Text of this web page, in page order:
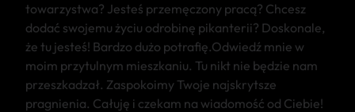
towarzystwa? Jesteś przemęczony pracą? Chcesz
dodać swojemu życiu odrobinę pikanterii? Doskonale,
że tu jesteś! Bardzo dużo potrafię.Odwiedź mnie w
moim przytulnym mieszkaniu. Tu nikt nie będzie nam
przeszkadzał. Zaspokoimy Twoje najskrytsze
pragnienia. Całuję i czekam na wiadomość od Ciebie!